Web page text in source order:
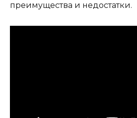
преимущества и недостатки.